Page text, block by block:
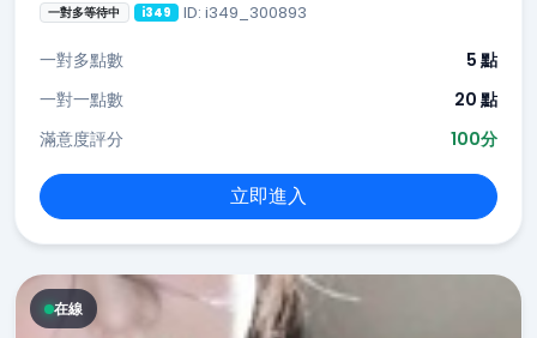
一對多等待中 i349 ID: i349_300893
一對多點數
5 點
一對一點數
20 點
滿意度評分
100分
立即進入
在線